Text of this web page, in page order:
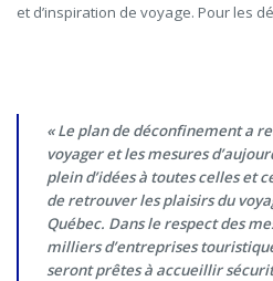
et d’inspiration de voyage. Pour les
« Le plan de déconfinement a
voyager et les mesures
plein d’idées à toutes celles et
de retrouver les plaisirs du
Québec. Dans le respect des
milliers d’entreprises
seront prêtes à accueillir